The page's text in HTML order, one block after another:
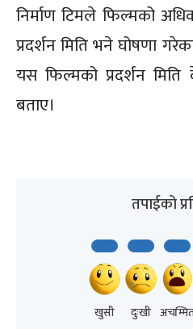
निर्माण टिमले फिल्मको
प्रदर्शन मिति भने घोषणा
यस फिल्मको प्रदर्शन मिति
बताए।
तपाईको
खुसी दुःखी